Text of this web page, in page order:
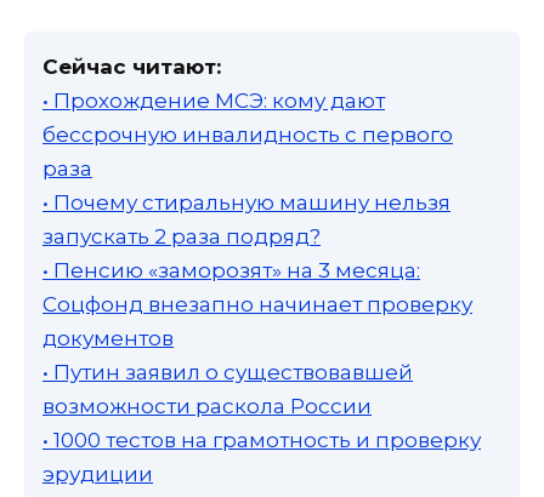
Сейчас читают:
• Прохождение МСЭ: кому дают
бессрочную инвалидность с первого
раза
• Почему стиральную машину нельзя
запускать 2 раза подряд?
• Пенсию «заморозят» на 3 месяца:
Соцфонд внезапно начинает проверку
документов
• Путин заявил о существовавшей
возможности раскола России
• 1000 тестов на грамотность и проверку
эрудиции